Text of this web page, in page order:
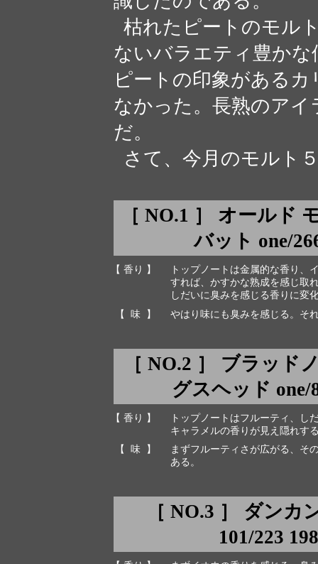
枯れたピートのモル
ないバラエティ豊か
ピートの印象がある
なかった。長熟のア
だ。
さて、今月のモルト
［ NO.1 ］ オールド
バット one/
【 香り 】
トップノートは金属的な香り、
すれば、かすかな熟成を感じ取
しだいに臭みを感じる香りに変
【 味 】
やはり味にも臭みを感じる。そ
［ NO.2 ］ ブラッド
グスヘッド one/
【 香り 】
トップノートはフルーティ、し
キャラメルの香りが見え隠れす
【 味 】
まずフルーティさが広がる、そ
ある。
［ NO.3 ］ ダン
101/223